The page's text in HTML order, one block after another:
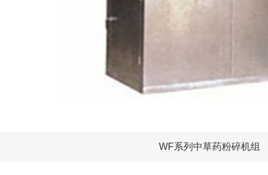
WF系列中草药粉碎机组